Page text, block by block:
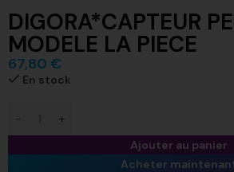
DIGORA*CAPTEUR
MODELE LA PIECE
67,80 €
En stock
Ajouter au panier
Acheter